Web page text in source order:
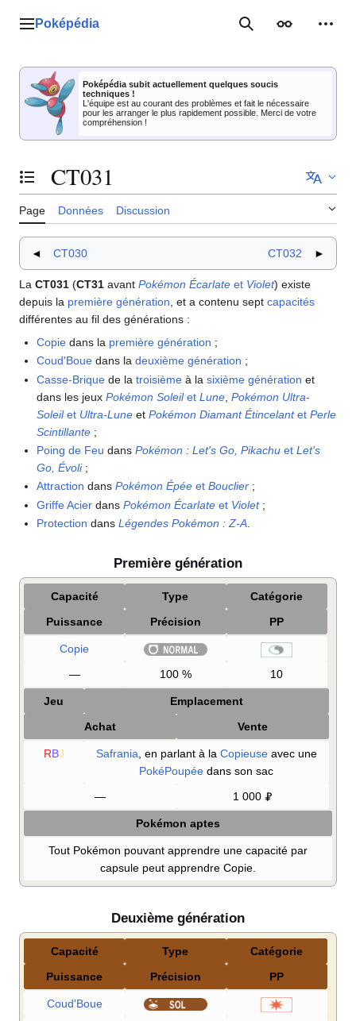
Menu principal
Poképédia RechercherApparence
Poképédia subit actuellement quelques soucis
techniques !
L'équipe est au courant des problèmes et fait le nécessaire
pour les arranger le plus rapidement possible. Merci de votre
compréhension !
Basculer la table des matières
CT031
Page Données Discussion
◄ CT030 CT032 ►
La CT031 (CT31 avant Pokémon Écarlate et Violet) existe
depuis la première génération , et a contenu sept capacités
différentes au fil des générations :
Copie dans la première génération ;
Coud'Boue dans ladeuxième génération ;
Casse-Brique de latroisième à lasixième génération et
dans les jeuxPokémon SoleiletLune ,Pokémon Ultra-
Soleilet Ultra-Lune etPokémon Diamant ÉtincelantetPerle
Scintillante ;
Poing de Feu dansPokémon : Let's Go, Pikachu etLet's
Go, Évoli ;
Attraction dansPokémon Épée etBouclier ;
Griffe Acier dansPokémon Écarlate et Violet ;
Protection dansLégendes Pokémon :Z-A.
Première génération
Capacité Type
Catégorie
Puissance
Précision PP
Copie
—
100 % 10
Jeu
Emplacement
Achat
Vente
RBJ Safrania , en parlant à la Copieuseavec une
PokéPoupée dans son sac
—
1 000
Pokémon aptes
Tout Pokémon pouvant apprendre une capacité par
capsule peut apprendre Copie.
Deuxième génération
Capacité Type
Catégorie
Puissance
Précision PP
Coud'Boue